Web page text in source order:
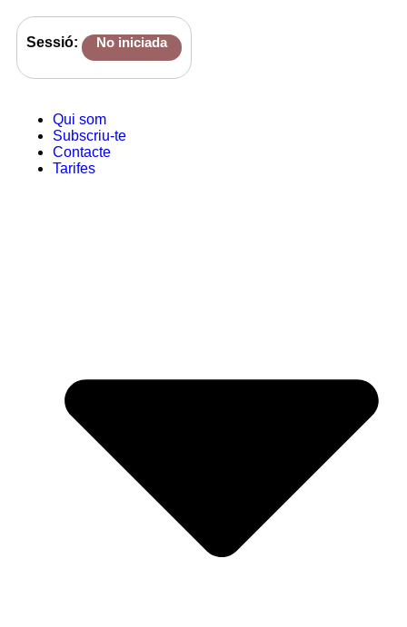
Sessió: No iniciada
Qui som
Subscriu-te
Contacte
Tarifes